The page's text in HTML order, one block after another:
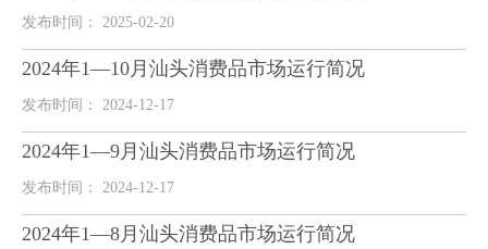
发布时间： 2025-02-20
2024年1—10月汕头消费品市场运行简况
发布时间： 2024-12-17
2024年1—9月汕头消费品市场运行简况
发布时间： 2024-12-17
2024年1—8月汕头消费品市场运行简况